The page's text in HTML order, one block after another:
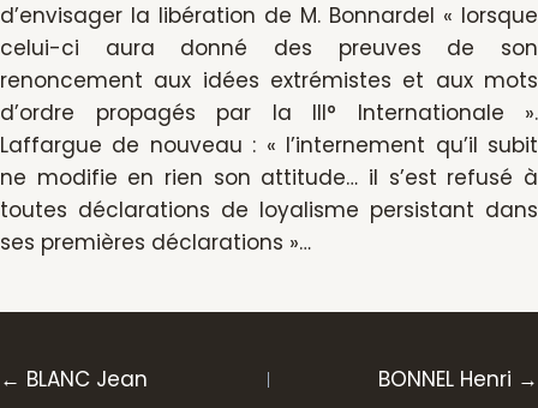
d’envisager la libération de M. Bonnardel « lorsque
celui-ci aura donné des preuves de son
renoncement aux idées extrémistes et aux mots
d’ordre propagés par la III° Internationale ».
Laffargue de nouveau : « l’internement qu’il subit
ne modifie en rien son attitude… il s’est refusé à
toutes déclarations de loyalisme persistant dans
ses premières déclarations »…
Posts
← BLANC Jean BONNEL Henri →